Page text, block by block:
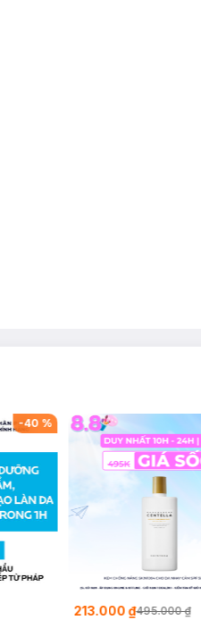
-40 %
213.000 ₫495.000 ₫